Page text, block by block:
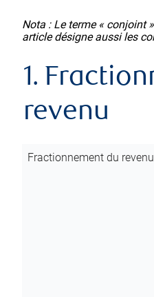
Nota : Le terme « conjoint
article désigne aussi les
1.
revenu
Fractionnement du